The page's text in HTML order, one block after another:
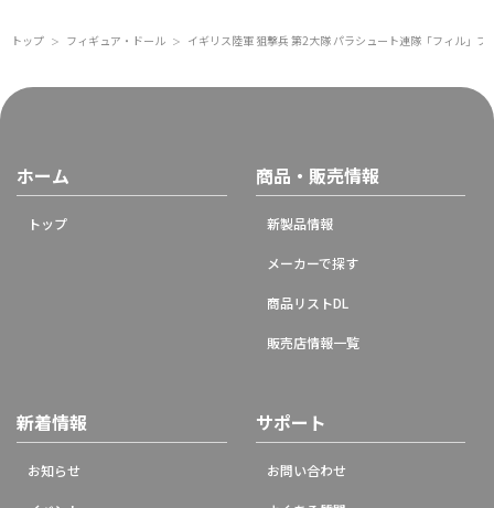
トップ ＞ フィギュア・ドール ＞ イギリス陸軍 狙撃兵 第2大隊 パラシュート連隊「フィル」
ホーム
トップ
商品・販売情報
新製品情報
メーカーで探す
商品リストDL
販売店情報一覧
新着情報
お知らせ
サポート
お問い合わせ